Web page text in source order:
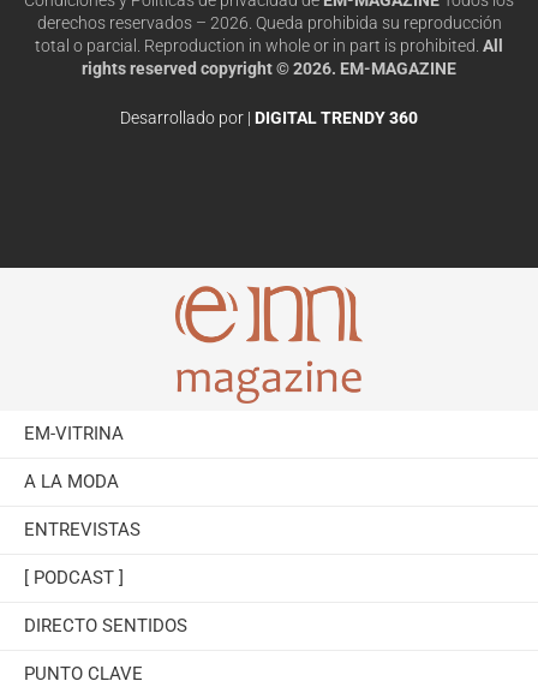
derechos reservados – 2026. Queda prohibida su reproducción
total o parcial. Reproduction in whole or in part is prohibited. All
rights reserved copyright © 2026. EM-MAGAZINE
Desarrollado por | DIGITAL TRENDY 360
EM-VITRINA
A LA MODA
ENTREVISTAS
[ PODCAST ]
DIRECTO SENTIDOS
PUNTO CLAVE